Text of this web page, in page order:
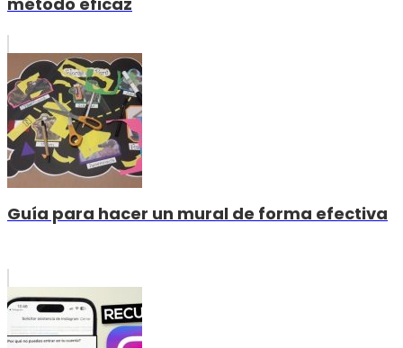
Guía para hacer un mural de forma efectiva